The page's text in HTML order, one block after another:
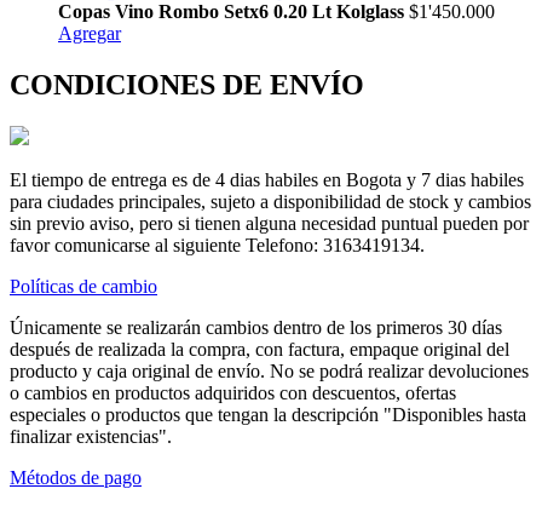
Copas Vino Rombo Setx6 0.20 Lt Kolglass $1'450.000
Agregar
CONDICIONES DE ENVÍO
El tiempo de entrega es de 4 dias habiles en Bogota y 7 dias habiles
para ciudades principales, sujeto a disponibilidad de stock y cambios
sin previo aviso, pero si tienen alguna necesidad puntual pueden por
favor comunicarse al siguiente Telefono: 3163419134.
Políticas de cambio
Únicamente se realizarán cambios dentro de los primeros 30 días
después de realizada la compra, con factura, empaque original del
producto y caja original de envío. No se podrá realizar devoluciones
o cambios en productos adquiridos con descuentos, ofertas
especiales o productos que tengan la descripción "Disponibles hasta
finalizar existencias".
Métodos de pago